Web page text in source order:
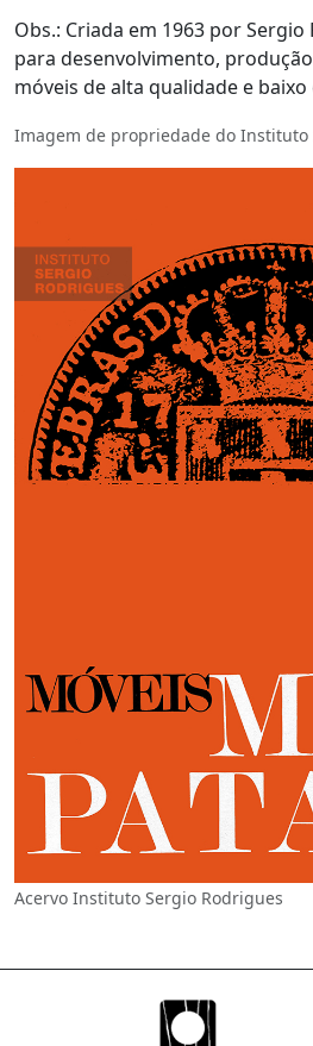
Obs.: Criada em 1963 por
para desenvolvimento,
móveis de alta qualidade e baixo
Imagem de propriedade do Instituto
Acervo Instituto Sergio Rodrigues